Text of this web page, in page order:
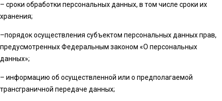
– сроки обработки персональных данных, в том числе сроки их
хранения;
–порядок осуществления субъектом персональных данных прав,
предусмотренных Федеральным законом «О персональных
данных»;
– информацию об осуществленной или о предполагаемой
трансграничной передаче данных;